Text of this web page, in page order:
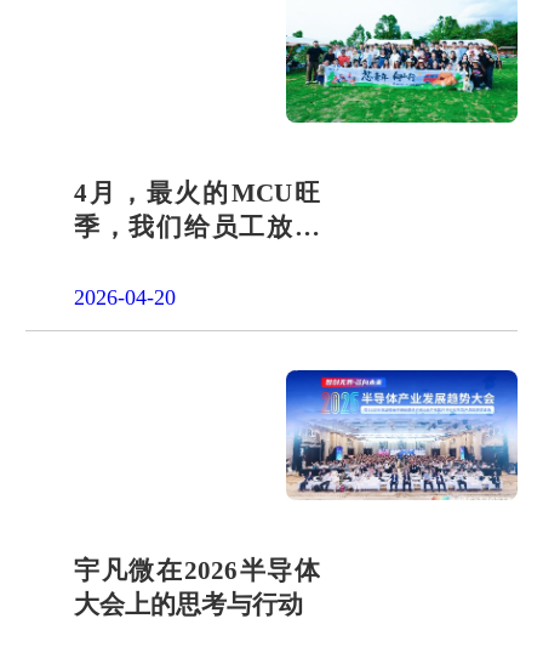
4月，最火的MCU旺
季，我们给员工放了
2026-04-20
宇凡微在2026半导体
大会上的思考与行动